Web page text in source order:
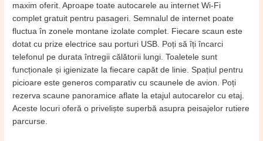
maxim oferit. Aproape toate autocarele au internet Wi-Fi
complet gratuit pentru pasageri. Semnalul de internet poate
fluctua în zonele montane izolate complet. Fiecare scaun este
dotat cu prize electrice sau porturi USB. Poți să îți încarci
telefonul pe durata întregii călătorii lungi. Toaletele sunt
funcționale și igienizate la fiecare capăt de linie. Spațiul pentru
picioare este generos comparativ cu scaunele de avion. Poți
rezerva scaune panoramice aflate la etajul autocarelor cu etaj.
Aceste locuri oferă o priveliște superbă asupra peisajelor rutiere
parcurse.